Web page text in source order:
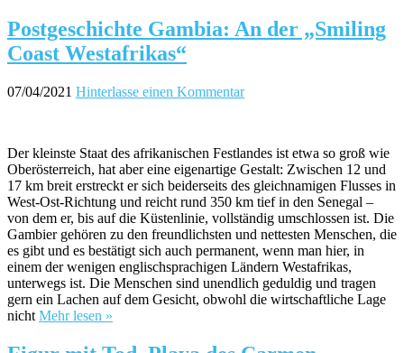
Postgeschichte Gambia: An der „Smiling
Coast Westafrikas“
07/04/2021 Hinterlasse einen Kommentar
Der kleinste Staat des afrikanischen Festlandes ist etwa so groß wie
Oberösterreich, hat aber eine eigenartige Gestalt: Zwischen 12 und
17 km breit erstreckt er sich beiderseits des gleichnamigen Flusses in
West-Ost-Richtung und reicht rund 350 km tief in den Senegal –
von dem er, bis auf die Küstenlinie, vollständig umschlossen ist. Die
Gambier gehören zu den freundlichsten und nettesten Menschen, die
es gibt und es bestätigt sich auch permanent, wenn man hier, in
einem der wenigen englischsprachigen Ländern Westafrikas,
unterwegs ist. Die Menschen sind unendlich geduldig und tragen
gern ein Lachen auf dem Gesicht, obwohl die wirtschaftliche Lage
nicht Mehr lesen »